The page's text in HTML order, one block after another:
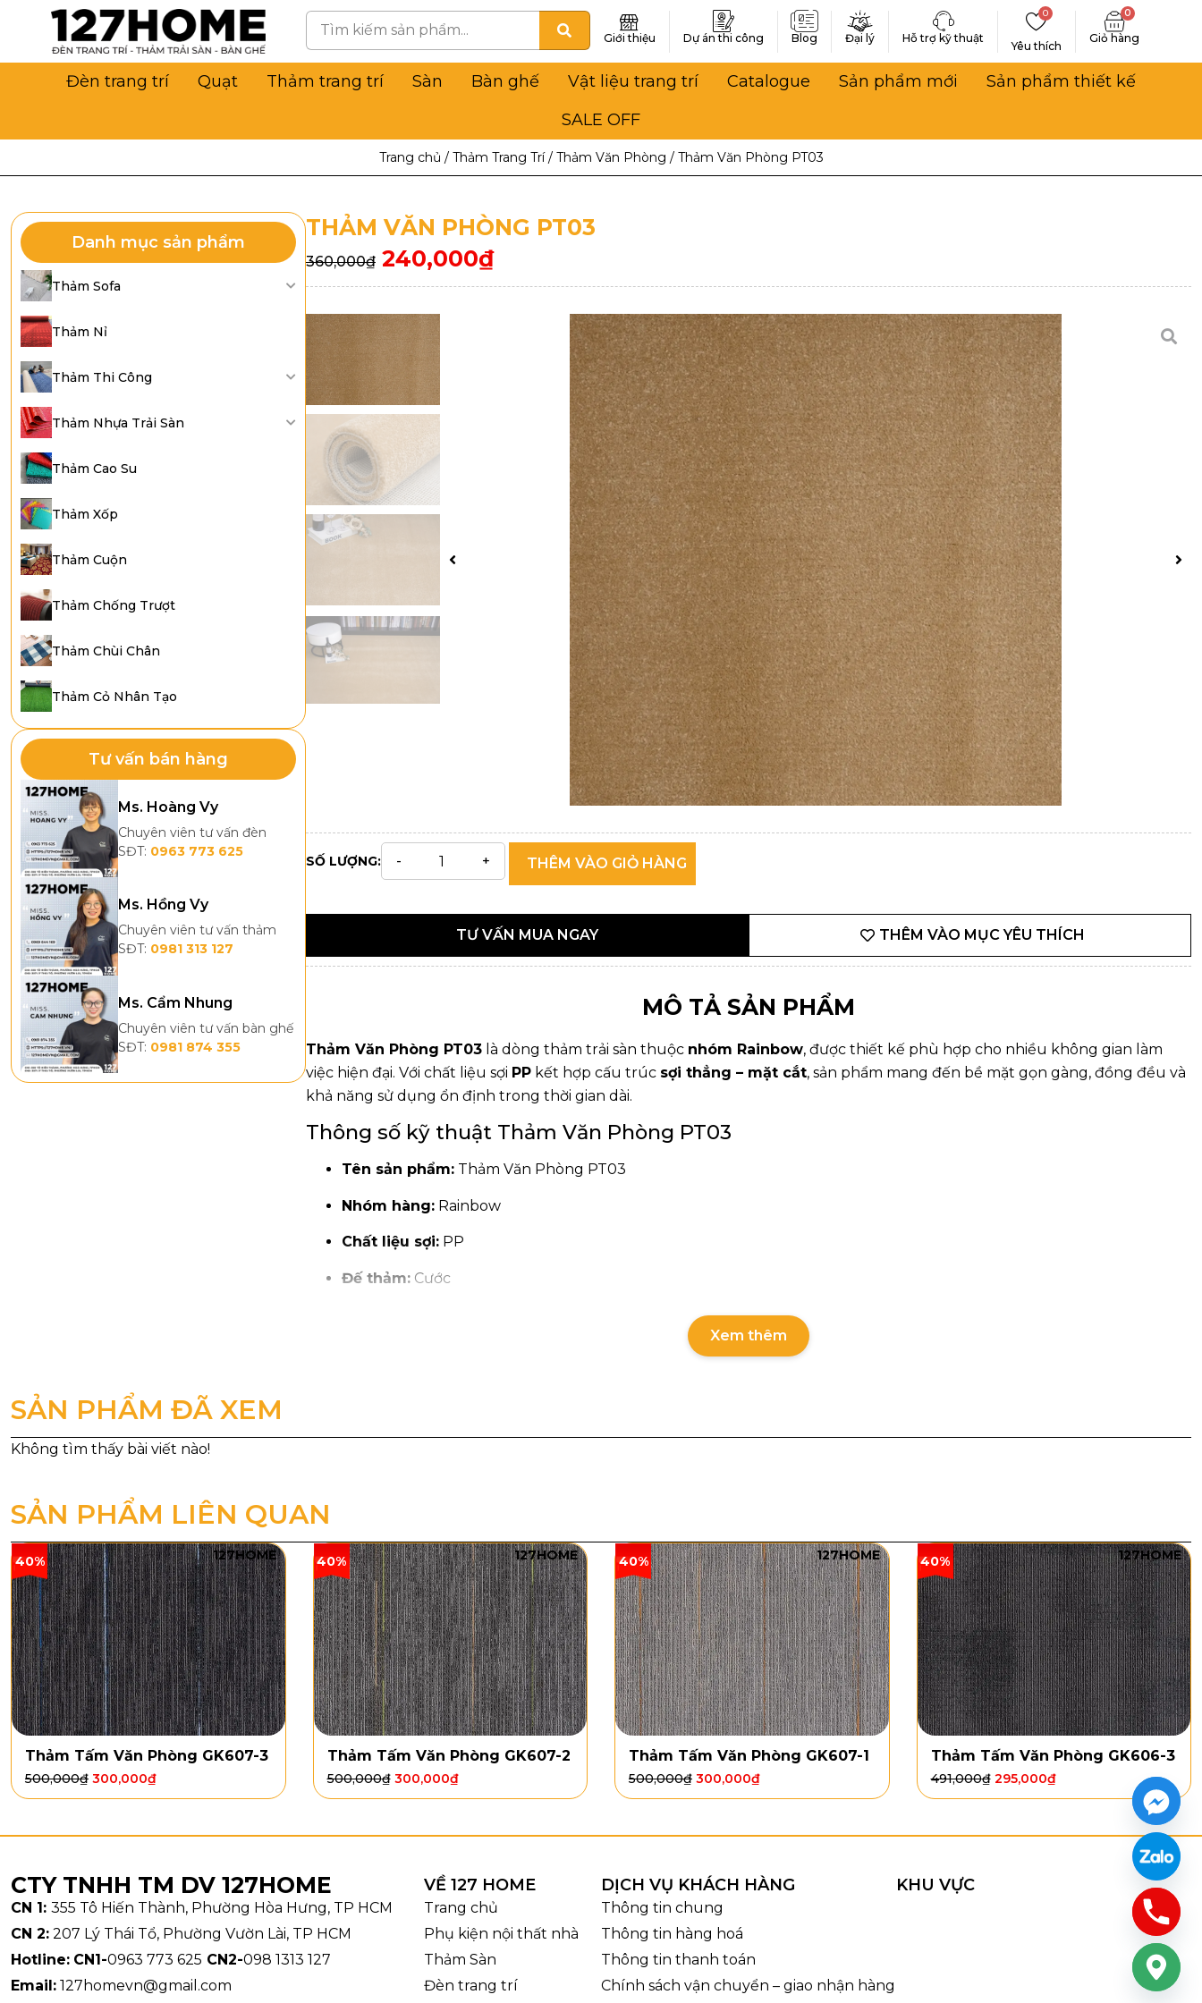
Giới thiệu Dự án thi công Blog Đại lý Hỗ trợ kỹ thuật
Yêu thích
0 0
Đèn trang trí Quạt Thảm trang trí Sàn Bàn ghế Vật liệu trang trí Catalogue Sản phẩm mới
Sản phẩm thiết kế
SALE OFF
Trang chủ / Thảm Trang Trí/ Thảm Văn Phòng / Thảm Văn Phòng PT03
Danh mục sản phẩm
Thảm Sofa
Thảm Nỉ
Thảm Thi Công
Thảm Nhựa Trải Sàn
Thảm Cao Su
Thảm Xốp
Thảm Cuộn
Thảm Chống Trượt
Thảm Chùi Chân
Thảm Cỏ Nhân Tạo
Tư vấn bán hàng
Ms. Hoàng Vy
Chuyên viên tư vấn đèn
SĐT: 0963 773 625
Ms. Hồng Vy
Chuyên viên tư vấn thảm
SĐT: 0981 313 127
Ms. Cẩm Nhung
Chuyên viên tư vấn bàn ghế
SĐT: 0981 874 355
THẢM VĂN PHÒNG PT03
360,000₫ 240,000₫
SỐ LƯỢNG: THÊM VÀO GIỎ HÀNG
TƯ VẤN MUA NGAY THÊM VÀO MỤC YÊU THÍCH
MÔ TẢ SẢN PHẨM
Thảm Văn Phòng PT03 là dòng thảm trải sàn thuộc nhóm Rainbow, được thiết kế phù hợp cho nhiều không gian làm
việc hiện đại. Với chất liệu sợi PP kết hợp cấu trúc sợi thẳng – mặt cắt, sản phẩm mang đến bề mặt gọn gàng, đồng đều và
khả năng sử dụng ổn định trong thời gian dài.
Thông số kỹ thuật Thảm Văn Phòng PT03
Tên sản phẩm: Thảm Văn Phòng PT03
Nhóm hàng: Rainbow
Chất liệu sợi: PP
Đế thảm: Cước
Xem thêm
SẢN PHẨM ĐÃ XEM
SẢN PHẨM LIÊN QUAN
40% 127HOME
Thảm Tấm Văn Phòng GK607-3
500,000₫ 300,000₫
40% 127HOME
Thảm Tấm Văn Phòng GK607-2
500,000₫ 300,000₫
40% 127HOME
Thảm Tấm Văn Phòng GK607-1
500,000₫ 300,000₫
40% 127HOME
Thảm Tấm Văn Phòng GK606-3
491,000₫ 295,000₫
CTY TNHH TM DV 127HOME
CN 1: 355 Tô Hiến Thành, Phường Hòa Hưng, TP HCM
CN 2: 207 Lý Thái Tổ, Phường Vườn Lài, TP HCM
Hotline: CN1-0963 773 625 CN2-098 1313 127
Email: 127homevn@gmail.com
VỀ 127 HOME
Trang chủ
Phụ kiện nội thất nhà
Thảm Sàn
Đèn trang trí
DỊCH VỤ KHÁCH HÀNG
Thông tin chung
Thông tin hàng hoá
Thông tin thanh toán
Chính sách vận chuyển – giao nhận hàng
KHU VỰC